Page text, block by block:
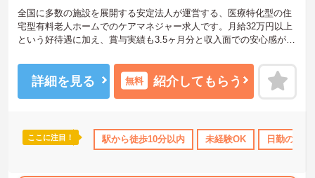
所・育児補助 日勤のみ ボーナス・賞与あり 社会保険完備
全国に多数の施設を展開する安定法人が運営する、医療特化型の住
宅型有料老人ホームでのケアマネジャー求人です。月給32万円以上
という好待遇に加え、賞与実績も3.5ヶ月分と収入面での安心感があ
チームケアを実践できるため、ご入居者様にしっかりと寄り添えま
す。また、煩雑な請求業務は本社の専門スタッフが代行してくれる
ため業務負担が少なく残業も少なめです。資格更新にかかる費用の
性の取得実績も豊富にあるため、ご自身のライフステージが変化し
ても長く働き続けられる大変おすすめの環境です。
詳細を見る 無料 紹介してもらう
ここに注目！ 駅から徒歩10分以内 未経験OK 日勤のみ